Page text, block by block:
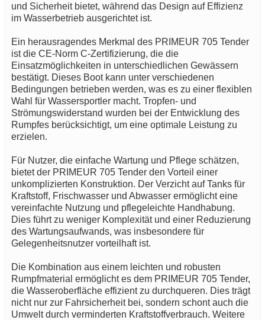
und Sicherheit bietet, während das Design auf Effizienz
im Wasserbetrieb ausgerichtet ist.
Ein herausragendes Merkmal des PRIMEUR 705 Tender
ist die CE-Norm C-Zertifizierung, die die
Einsatzmöglichkeiten in unterschiedlichen Gewässern
bestätigt. Dieses Boot kann unter verschiedenen
Bedingungen betrieben werden, was es zu einer flexiblen
Wahl für Wassersportler macht. Tropfen- und
Strömungswiderstand wurden bei der Entwicklung des
Rumpfes berücksichtigt, um eine optimale Leistung zu
erzielen.
Für Nutzer, die einfache Wartung und Pflege schätzen,
bietet der PRIMEUR 705 Tender den Vorteil einer
unkomplizierten Konstruktion. Der Verzicht auf Tanks für
Kraftstoff, Frischwasser und Abwasser ermöglicht eine
vereinfachte Nutzung und pflegeleichte Handhabung.
Dies führt zu weniger Komplexität und einer Reduzierung
des Wartungsaufwands, was insbesondere für
Gelegenheitsnutzer vorteilhaft ist.
Die Kombination aus einem leichten und robusten
Rumpfmaterial ermöglicht es dem PRIMEUR 705 Tender,
die Wasseroberfläche effizient zu durchqueren. Dies trägt
nicht nur zur Fahrsicherheit bei, sondern schont auch die
Umwelt durch verminderten Kraftstoffverbrauch. Weitere